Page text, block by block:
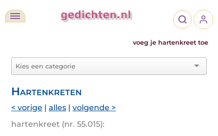
voeg je hartenkreet toe
Hartenkreten
< vorige | alles | volgende >
hartenkreet (nr. 55.015):